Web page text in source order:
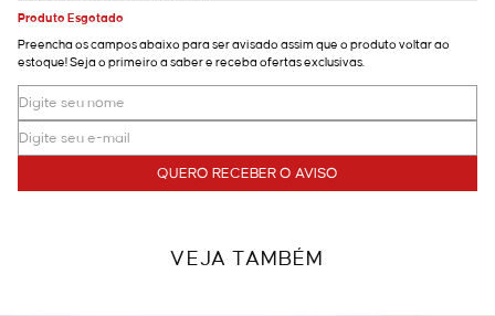
Produto Esgotado
Preencha os campos abaixo para ser avisado assim que o produto voltar ao
estoque! Seja o primeiro a saber e receba ofertas exclusivas.
QUERO RECEBER O AVISO
VEJA TAMBÉM